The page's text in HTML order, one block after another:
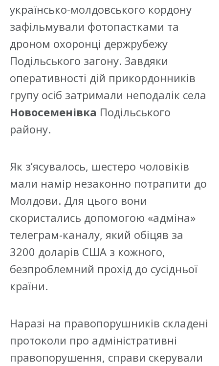
українсько-молдовського кордону
зафільмували фотопастками та
дроном охоронці держрубежу
Подільського загону. Завдяки
оперативності дій прикордонників
групу осіб затримали неподалік села
Новосеменівка Подільського
району.
Як з’ясувалось, шестеро чоловіків
мали намір незаконно потрапити до
Молдови. Для цього вони
скористались допомогою «адміна»
телеграм-каналу, який обіцяв за
3200 доларів США з кожного,
безпроблемний прохід до сусідньої
країни.
Наразі на правопорушників складені
протоколи про адміністративні
правопорушення, справи скерували